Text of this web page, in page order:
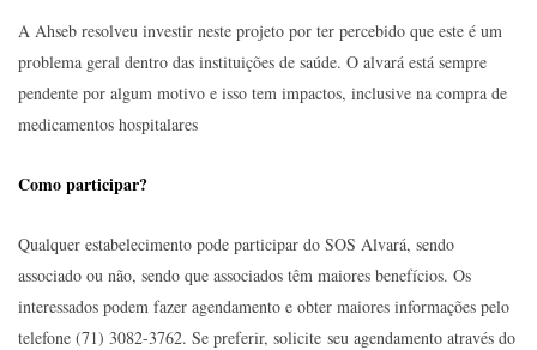
A Ahseb resolveu investir neste projeto por ter percebido que este é um
problema geral dentro das instituições de saúde. O alvará está sempre
pendente por algum motivo e isso tem impactos, inclusive na compra de
medicamentos hospitalares
Como participar?
Qualquer estabelecimento pode participar do SOS Alvará, sendo
associado ou não, sendo que associados têm maiores benefícios. Os
interessados podem fazer agendamento e obter maiores informações pelo
telefone (71) 3082-3762. Se preferir, solicite seu agendamento através do